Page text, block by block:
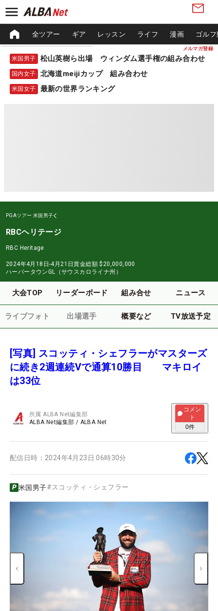
メルマガ登録
全ツアー ギア レッスン ライフ 漫画 ゴル
米国男子 松山英樹ら出場 ウィンダム選手権の組み合わせ
国内女子 北海道meijiカップ 組み合わせ
米国女子 最新の世界ランキング
PGAツアー 米国男子
RBCヘリテージ
RBC Heritage
2024年4月18日-4月21日賞金総額 $20,000,000
ハーバータウンGL（サウスカロライナ州）
大会TOP リーダーボード 組み合せ ニュース
ライブフォト 出場選手 概要など TV放送予定
[写真] スコッティ・シェフラーがマスターズ
に続き2週連続Vで通算10勝目 マキロイ
は33位
所属ALBA Net編集部
ALBA Net編集部 / ALBA Net
コメン
ト
0件
配信日時： 2024年4月23日 06時30分
米国男子#スコッティ・シェフラー